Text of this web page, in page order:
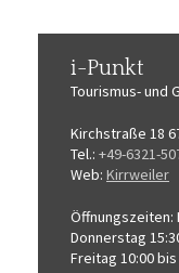
i-Punkt
Tourismus-und
Kirchstraße 18
Tel.: +49-6321-
Web: Kirrweiler
Öffnungszeiten:
Donnerstag
Freitag 10:00 bis